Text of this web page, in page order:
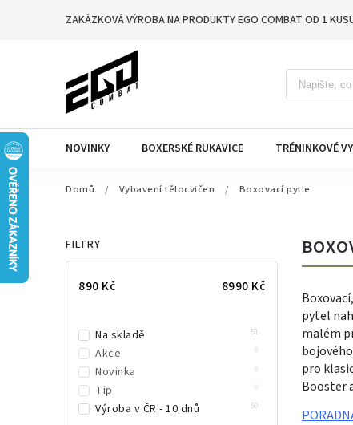
ZAKÁZKOVÁ VÝROBA NA PRODUKTY EGO COMBAT OD 1
NOVINKY BOXERSKÉ RUKAVICE TRÉNINKOVÉ
Domů / Vybavení tělocvičen / Boxovací pytle
FILTRY
890 Kč 8990 Kč
Na skladě 51
Akce 0
Novinka 0
Tip 0
Výroba v ČR - 10 dnů 50
pytel
malém
pro
Booster